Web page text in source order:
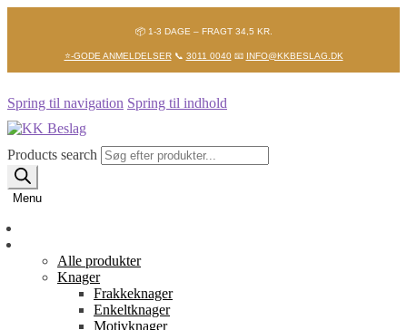
📦 1-3 DAGE – FRAGT 34,5 KR.
⭐-GODE ANMELDELSER📞 3011 0040📧 INFO@KKBESLAG.DK
Spring til navigation Spring til indhold
Products search
Menu
Alle produkter
Knager
Frakkeknager
Enkeltknager
Motivknager